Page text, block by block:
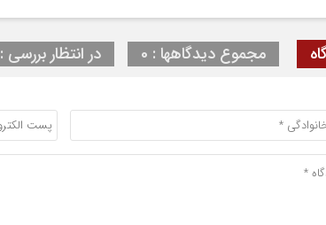
مجموع دیدگاهها : 0 در انتظار بررسی : 0